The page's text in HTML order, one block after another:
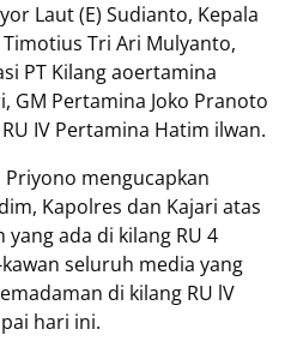
Laut (E) Sudianto, Kepala
Tri Ari Mulyanto,
PT Kilang aoertamina
GM Pertamina Joko Pranoto
IV Pertamina Hatim ilwan.
Priyono mengucapkan
Kapolres dan Kajari atas
ada di kilang RU 4
seluruh media yang
di kilang RU lV
hari ini.